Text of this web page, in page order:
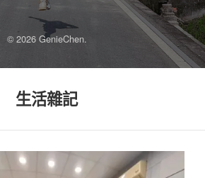
© 2026 GenieChen.
生活雜記